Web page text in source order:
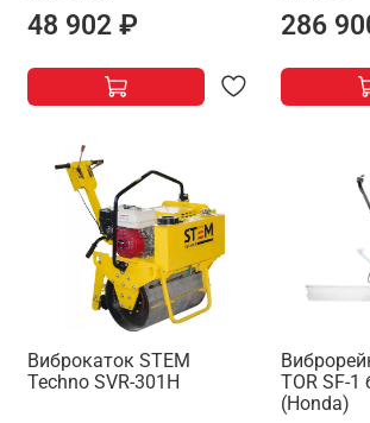
48 902 ₽ 286
Виброкаток STEM
Techno SVR-301H
TOR SF-1
(Honda)